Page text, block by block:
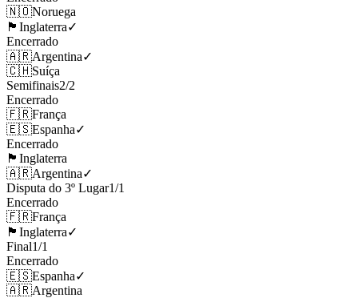
🇳🇴Noruega
🏴󠁧󠁢󠁥󠁮󠁧󠁿 Inglaterra✓
Encerrado
🇦🇷Argentina✓
🇨🇭Suíça
Semifinais2/2
Encerrado
🇫🇷França
🇪🇸Espanha✓
Encerrado
🏴󠁧󠁢󠁥󠁮󠁧󠁿 Inglaterra
🇦🇷Argentina✓
Disputa do 3º Lugar1/1
Encerrado
🇫🇷França
🏴󠁧󠁢󠁥󠁮󠁧󠁿 Inglaterra✓
Final1/1
Encerrado
🇪🇸Espanha✓
🇦🇷Argentina